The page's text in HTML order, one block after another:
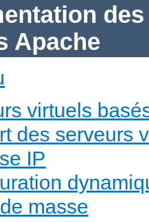
Apache
virtuels
des serveurs
IP
masse